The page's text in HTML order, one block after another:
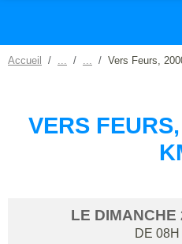
Accueil Vers Feurs,
VERS
LE DIMANCHE
DE 08H